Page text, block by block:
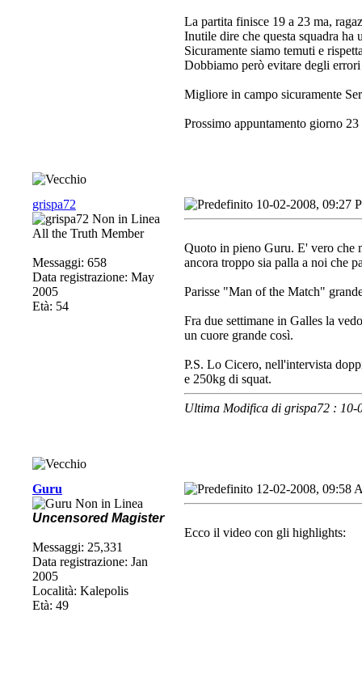
La partita finisce 19 a 23 ma,
Inutile dire che questa squadra ha
Sicuramente siamo temuti e
Dobbiamo però evitare degli
Migliore in campo sicuramente
Prossimo appuntamento giorno
grispa72
All the Truth Member
Messaggi: 658
Data registrazione: May
2005
Età: 54
10-02-2008, 09:27
Quoto in pieno Guru. E' vero che
ancora troppo sia palla a noi che
Parisse "Man of the Match"
Fra due settimane in Galles la
un cuore grande così.
P.S. Lo Cicero, nell'intervista
e 250kg di squat.
Ultima Modifica di grispa72 : 10-
Guru
Uncensored Magister
Messaggi: 25,331
Data registrazione: Jan
2005
Località: Kalepolis
Età: 49
12-02-2008, 09:58
Ecco il video con gli highlights: